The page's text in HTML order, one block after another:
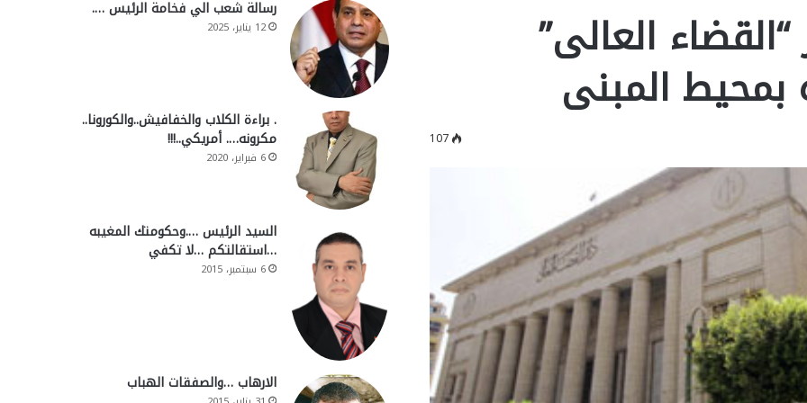
العالى”
المبنى
107
رسالة شعب الي فخامة الرئيس ….
12 يناير، 2025
. براءة الكلاب والخفافيش..والكورونا..
مكرونه…. أمريكي..!!!
6 فبراير، 2020
السيد الرئيس ….وحكومتك المغيبه
…استقالتكم …لا تكفي
6 سبتمبر، 2015
الارهاب …والصفقات الهباب